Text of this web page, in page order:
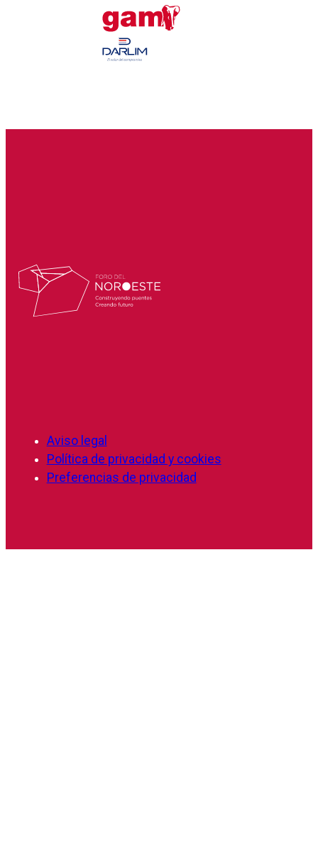
Aviso legal
Política de privacidad y cookies
Preferencias de privacidad